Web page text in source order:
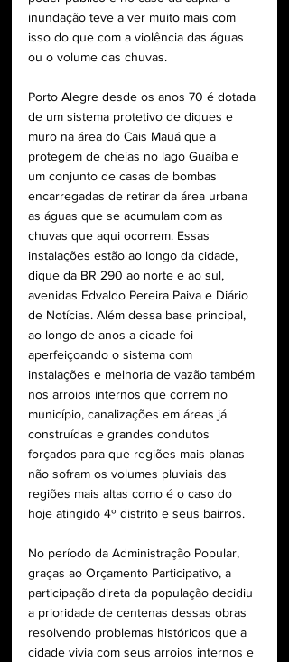
inundação teve a ver muito mais com
isso do que com a violência das águas
ou o volume das chuvas.
Porto Alegre desde os anos 70 é dotada
de um sistema protetivo de diques e
muro na área do Cais Mauá que a
protegem de cheias no lago Guaíba e
um conjunto de casas de bombas
encarregadas de retirar da área urbana
as águas que se acumulam com as
chuvas que aqui ocorrem. Essas
instalações estão ao longo da cidade,
dique da BR 290 ao norte e ao sul,
avenidas Edvaldo Pereira Paiva e Diário
de Notícias. Além dessa base principal,
ao longo de anos a cidade foi
aperfeiçoando o sistema com
instalações e melhoria de vazão também
nos arroios internos que correm no
município, canalizações em áreas já
construídas e grandes condutos
forçados para que regiões mais planas
não sofram os volumes pluviais das
regiões mais altas como é o caso do
hoje atingido 4º distrito e seus bairros.
No período da Administração Popular,
graças ao Orçamento Participativo, a
participação direta da população decidiu
a prioridade de centenas dessas obras
resolvendo problemas históricos que a
cidade vivia com seus arroios internos e